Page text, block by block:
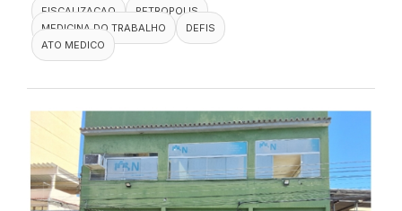
FISCALIZACAO
PETROPOLIS
MEDICINA DO TRABALHO
DEFIS
ATO MEDICO